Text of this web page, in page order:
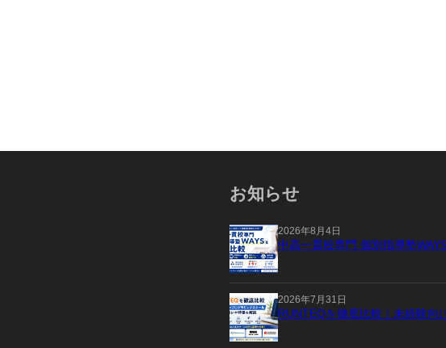
お知らせ
2026年8月4日
中高一貫校専門 個別指導塾
2026年7月31日
RUNTEQを徹底比較｜未経験向